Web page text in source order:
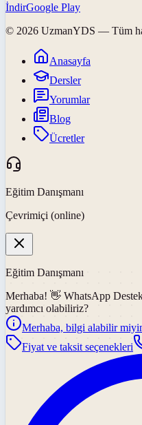
İndirGoogle Play
© 2026 UzmanYDS — Tüm
Anasayfa
Dersler
Yorumlar
Blog
Ücretler
Eğitim Danışmanı
Çevrimiçi (online)
Eğitim Danışmanı
Merhaba! 👋 WhatsApp
yardımcı olabiliriz?
Merhaba, bilgi alabilir
Fiyat ve taksit seçenekleri